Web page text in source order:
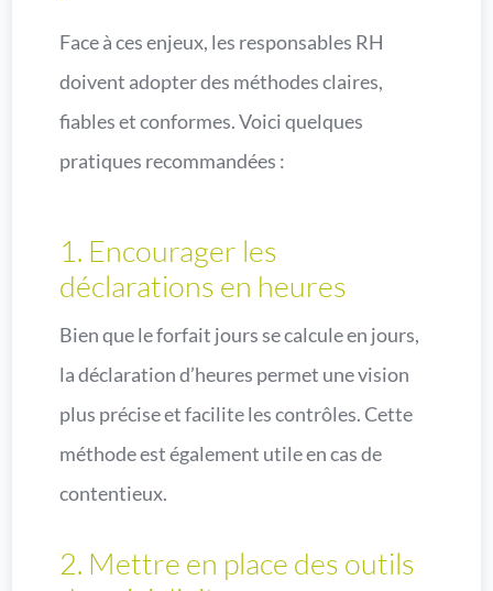
Face à ces enjeux, les responsables RH
doivent adopter des méthodes claires,
fiables et conformes. Voici quelques
pratiques recommandées :
1. Encourager les
déclarations en heures
Bien que le forfait jours se calcule en jours,
la déclaration d’heures permet une vision
plus précise et facilite les contrôles. Cette
méthode est également utile en cas de
contentieux.
2. Mettre en place des outils